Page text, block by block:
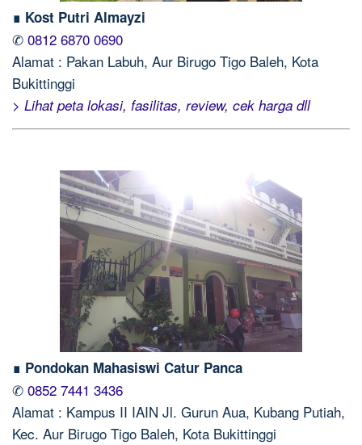
∎ Kost Putri Almayzi
✆ 0812 6870 0690
Alamat : Pakan Labuh, Aur Birugo Tigo Baleh, Kota
Bukittinggi
> Lihat peta lokasi, fasilitas, review, cek harga dll
∎ Pondokan Mahasiswi Catur Panca
✆ 0852 7441 3436
Alamat : Kampus II IAIN Jl. Gurun Aua, Kubang Putiah,
Kec. Aur Birugo Tigo Baleh, Kota Bukittinggi